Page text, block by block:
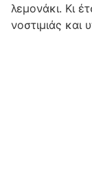
λεμονάκι. Κι
νοστιμιάς και